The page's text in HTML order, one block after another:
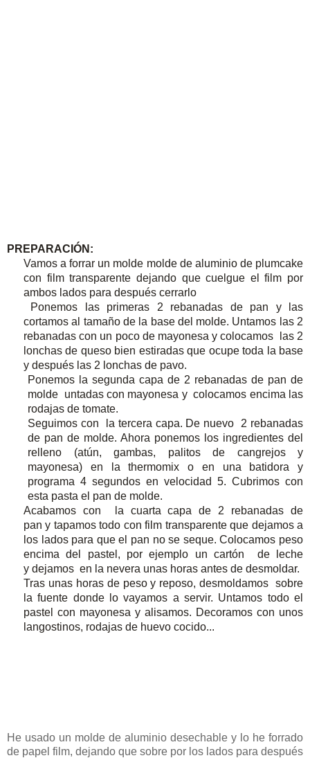
PREPARACIÓN:
Vamos a forrar un molde molde de aluminio de plumcake
con film transparente dejando que cuelgue el film por
ambos lados para después cerrarlo
Ponemos las primeras 2 rebanadas de pan y las
cortamos al tamaño de la base del molde. Untamos las 2
rebanadas con un poco de mayonesa y colocamos las 2
lonchas de queso bien estiradas que ocupe toda la base
y después las 2 lonchas de pavo.
Ponemos la segunda capa de 2 rebanadas de pan de
molde untadas con mayonesa y colocamos encima las
rodajas de tomate.
Seguimos con la tercera capa. De nuevo 2 rebanadas
de pan de molde. Ahora ponemos los ingredientes del
relleno (atún, gambas, palitos de cangrejos y
mayonesa) en la thermomix o en una batidora y
programa 4 segundos en velocidad 5. Cubrimos con
esta pasta el pan de molde.
Acabamos con la cuarta capa de 2 rebanadas de
pany tapamos todo con film transparente que dejamos a
los lados para que el pan no se seque. Colocamos peso
encima del pastel, por ejemplo un cartón de leche
y dejamos en la nevera unas horas antes de desmoldar.
Tras unas horas de peso y reposo, desmoldamos sobre
la fuente donde lo vayamos a servir. Untamos todo el
pastel con mayonesa y alisamos. Decoramos con unos
langostinos, rodajas de huevo cocido...
He usado un molde de aluminio desechable y lo he forrado
de papel film, dejando que sobre por los lados para después